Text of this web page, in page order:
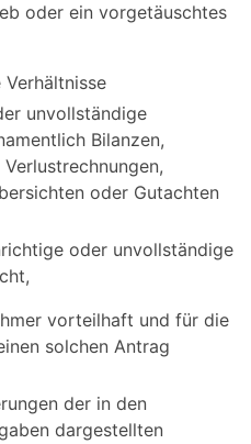
oder ein vorgetäuschtes
unvollständige
Bilanzen,
oder Gutachten
oder unvollständige
vorteilhaft und für die
solchen Antrag
der in den
dargestellten